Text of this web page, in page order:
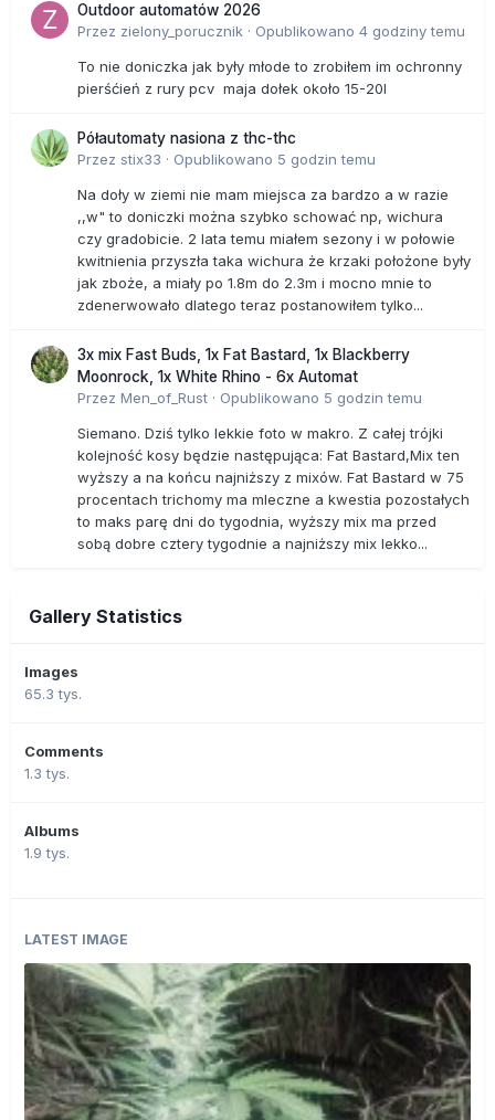
Outdoor automatów 2026
Przez zielony_porucznik · Opublikowano 4 godziny temu
To nie doniczka jak były młode to zrobiłem im ochronny
pierśćień z rury pcv maja dołek około 15-20l
Półautomaty nasiona z thc-thc
Przez stix33 · Opublikowano 5 godzin temu
Na doły w ziemi nie mam miejsca za bardzo a w razie
,,w" to doniczki można szybko schować np, wichura
czy gradobicie. 2 lata temu miałem sezony i w połowie
kwitnienia przyszła taka wichura że krzaki położone były
jak zboże, a miały po 1.8m do 2.3m i mocno mnie to
zdenerwowało dlatego teraz postanowiłem tylko...
3x mix Fast Buds, 1x Fat Bastard, 1x Blackberry
Moonrock, 1x White Rhino - 6x Automat
Przez Men_of_Rust · Opublikowano 5 godzin temu
Siemano. Dziś tylko lekkie foto w makro. Z całej trójki
kolejność kosy będzie następująca: Fat Bastard,Mix ten
wyższy a na końcu najniższy z mixów. Fat Bastard w 75
procentach trichomy ma mleczne a kwestia pozostałych
to maks parę dni do tygodnia, wyższy mix ma przed
sobą dobre cztery tygodnie a najniższy mix lekko...
Gallery Statistics
Images
65.3 tys.
Comments
1.3 tys.
Albums
1.9 tys.
LATEST IMAGE